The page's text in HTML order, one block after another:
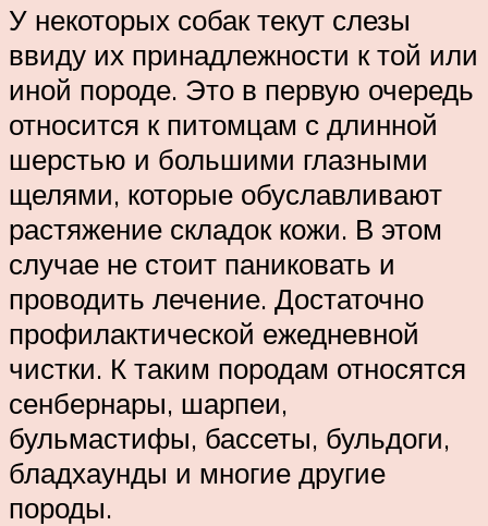
У некоторых собак текут слезы
ввиду их принадлежности к той или
иной породе. Это в первую очередь
относится к питомцам с длинной
шерстью и большими глазными
щелями, которые обуславливают
растяжение складок кожи. В этом
случае не стоит паниковать и
проводить лечение. Достаточно
профилактической ежедневной
чистки. К таким породам относятся
сенбернары, шарпеи,
бульмастифы, бассеты, бульдоги,
бладхаунды и многие другие
породы.